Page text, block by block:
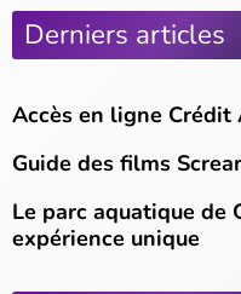
Derniers articles
Accès en ligne Crédit
Guide des films
Le parc aquatique de
expérience unique